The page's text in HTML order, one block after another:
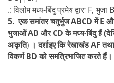
.: विलोम मध्य-बिंदु प्रमेय द्वारा F, भुजा
5. एक समांतर चतुर्भुज ABCD में E
भुजाओं AB और CD के मध्य-बिंदु हैं
आकृति) । दर्शाइए कि रेखाखंड AF
विकर्ण BD को समत्रिभाजित करते हैं।